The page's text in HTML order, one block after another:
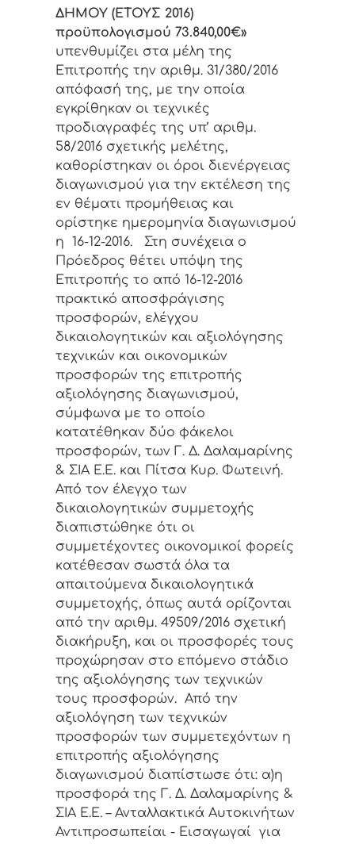
ΔΗΜΟΥ (ΕΤΟΥΣ 2016)
προϋπολογισμού 73.840,00€»
υπενθυμίζει στα μέλη της
Επιτροπής την αριθμ. 31/380/2016
απόφασή της, με την οποία
εγκρίθηκαν οι τεχνικές
προδιαγραφές της υπ’ αριθμ.
58/2016 σχετικής μελέτης,
καθορίστηκαν οι όροι διενέργειας
διαγωνισμού για την εκτέλεση της
εν θέματι προμήθειας και
ορίστηκε ημερομηνία διαγωνισμού
η 16-12-2016. Στη συνέχεια ο
Πρόεδρος θέτει υπόψη της
Επιτροπής το από 16-12-2016
πρακτικό αποσφράγισης
προσφορών, ελέγχου
δικαιολογητικών και αξιολόγησης
τεχνικών και οικονομικών
προσφορών της επιτροπής
αξιολόγησης διαγωνισμού,
σύμφωνα με το οποίο
κατατέθηκαν δύο φάκελοι
προσφορών, των Γ. Δ. Δαλαμαρίνης
& ΣΙΑ Ε.Ε. και Πίτσα Κυρ. Φωτεινή.
Από τον έλεγχο των
δικαιολογητικών συμμετοχής
διαπιστώθηκε ότι οι
συμμετέχοντες οικονομικοί φορείς
κατέθεσαν σωστά όλα τα
απαιτούμενα δικαιολογητικά
συμμετοχής, όπως αυτά ορίζονται
από την αριθμ. 49509/2016 σχετική
διακήρυξη, και οι προσφορές τους
προχώρησαν στο επόμενο στάδιο
της αξιολόγησης των τεχνικών
τους προσφορών. Από την
αξιολόγηση των τεχνικών
προσφορών των συμμετεχόντων η
επιτροπής αξιολόγησης
διαγωνισμού διαπίστωσε ότι: α)η
προσφορά της Γ. Δ. Δαλαμαρίνης &
ΣΙΑ Ε.Ε. – Ανταλλακτικά Αυτοκινήτων
Αντιπροσωπείαι - Εισαγωγαί για